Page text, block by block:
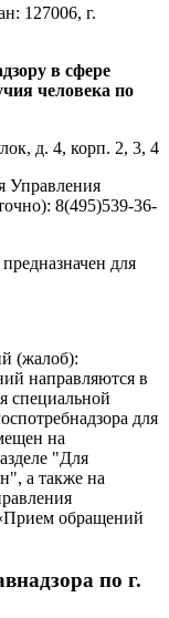
127006, г.
в сфере
человека по
д. 4, корп. 2, 3, 4
Управления
8(495)539-36-
для
(жалоб):
направляются в
специальной
для
на
"Для
а также на
обращений
по г.